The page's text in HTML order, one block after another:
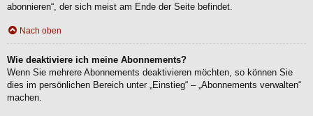
abonnieren“, der sich meist am Ende der Seite befindet.
Nach oben
Wie deaktiviere ich meine Abonnements?
Wenn Sie mehrere Abonnements deaktivieren möchten, so können Sie
dies im persönlichen Bereich unter „Einstieg“ – „Abonnements verwalten“
machen.